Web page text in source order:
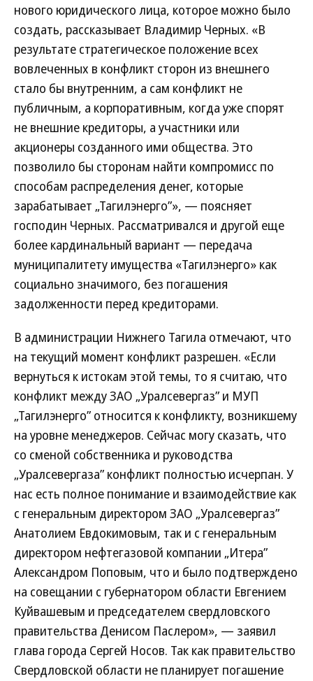
нового юридического лица, которое можно было
создать, рассказывает Владимир Черных. «В
результате стратегическое положение всех
вовлеченных в конфликт сторон из внешнего
стало бы внутренним, а сам конфликт не
публичным, а корпоративным, когда уже спорят
не внешние кредиторы, а участники или
акционеры созданного ими общества. Это
позволило бы сторонам найти компромисс по
способам распределения денег, которые
зарабатывает „Тагилэнерго”», — поясняет
господин Черных. Рассматривался и другой еще
более кардинальный вариант — передача
муниципалитету имущества «Тагилэнерго» как
социально значимого, без погашения
задолженности перед кредиторами.
В администрации Нижнего Тагила отмечают, что
на текущий момент конфликт разрешен. «Если
вернуться к истокам этой темы, то я считаю, что
конфликт между ЗАО „Уралсевергаз” и МУП
„Тагилэнерго” относится к конфликту, возникшему
на уровне менеджеров. Сейчас могу сказать, что
со сменой собственника и руководства
„Уралсевергаза” конфликт полностью исчерпан. У
нас есть полное понимание и взаимодействие как
с генеральным директором ЗАО „Уралсевергаз”
Анатолием Евдокимовым, так и с генеральным
директором нефтегазовой компании „Итера”
Александром Поповым, что и было подтверждено
на совещании с губернатором области Евгением
Куйвашевым и председателем свердловского
правительства Денисом Паслером», — заявил
глава города Сергей Носов. Так как правительство
Свердловской области не планирует погашение